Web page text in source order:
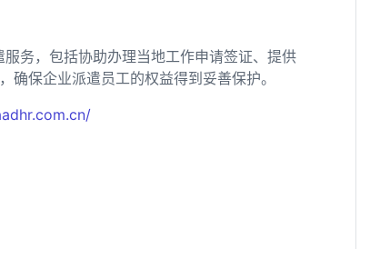
务，包括协助办理当地工作申请签证、提供
保企业派遣员工的权益得到妥善保护。